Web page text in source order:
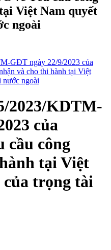
Việt Nam quyết
ngoài
GĐT ngày 22/9/2023 của
và cho thi hành tại Việt
nước ngoài
2023/KDTM-
của
cầu công
tại Việt
trọng tài